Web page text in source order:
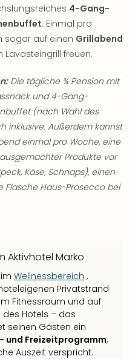
4-Gang-
. Einmal pro
sogar auf einen Grillabend
freuen.
Die tägliche ¾ Pension mit
und 4-Gang-
(nach Wahl des
inklusive. Außerdem kannst
einmal pro Woche, eine
Produkte vor
Käse, Schnaps), einen
Flasche Haus-Prosecco bei
Aktivhotel Marko
Wellnessbereich ,
Privatstrand
Fitnessraum und auf
Hotels – das
seinen Gästen ein
und Freizeitprogramm,
Auszeit verspricht.